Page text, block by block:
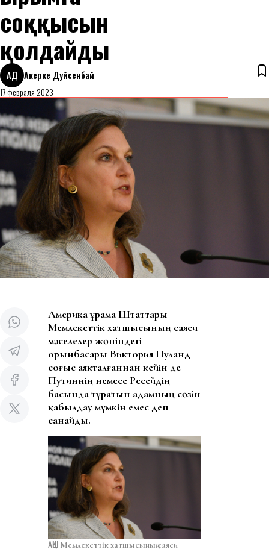
соққысын
қолдайды
АД Акерке Дуйсенбай
17 февраля 2023
Америка Құрама Штаттары
Мемлекеттік хатшысының саяси
мәселелер жөніндегі
орынбасары Виктория Нуланд
соғыс аяқталғаннан кейін де
Путиннің немесе Ресейдің
басында тұратын адамның сөзін
қабылдау мүмкін емес деп
санайды.
АҚШ Мемлекеттік хатшысының саяси